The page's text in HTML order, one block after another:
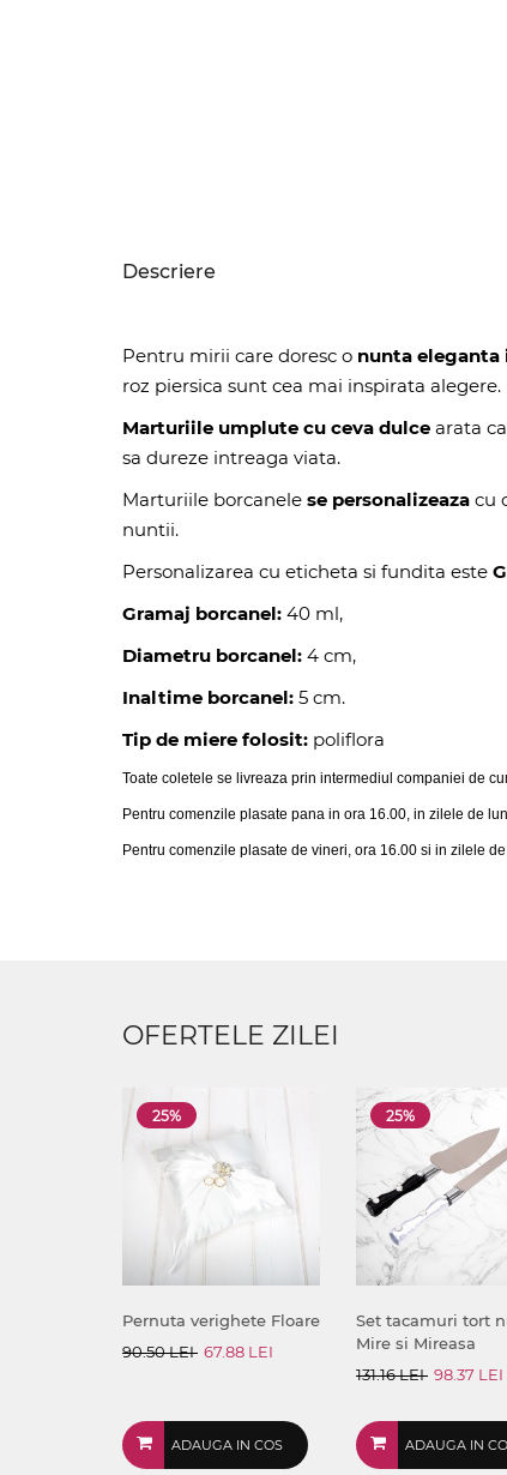
Descriere
Pentru mirii care doresc o nunta
roz piersica sunt cea mai inspirata alegere.
Marturiile umplute cu ceva dulce arata
sa dureze intreaga viata.
Marturiile borcanele se personalizeaza cu
nuntii.
Personalizarea cu eticheta si fundita este
Gramaj borcanel: 40 ml,
Diametru borcanel: 4 cm,
Inaltime borcanel: 5 cm.
Tip de miere folosit: poliflora
Toate coletele se livreaza prin intermediul companiei de
Pentru comenzile plasate pana in ora 16.00, in zilele de
Pentru comenzile plasate de vineri, ora 16.00 si in zilele
OFERTELE ZILEI
25%
Pernuta verighete Floare
90.50 LEI 67.88 LEI
ADAUGA IN COS
25%
Set tacamuri tort
Mire si Mireasa
131.16 LEI 98.37 LEI
ADAUGA IN